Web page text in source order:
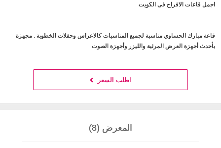
اجمل قاعات الافراح فى الكويت
قاعة مبارك الحساوي مناسبة لجميع المناسبات كالاعراس وحفلات الخطوبة . مجهزة
بأحدث أجهزة العرض المرئية والليزر وأجهزة الصوت
اطلب السعر
المعرض (8)